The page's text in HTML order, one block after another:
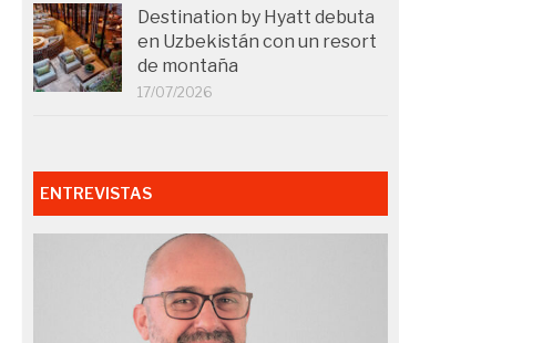
Destination by Hyatt debuta
en Uzbekistán con un resort
de montaña
17/07/2026
ENTREVISTAS